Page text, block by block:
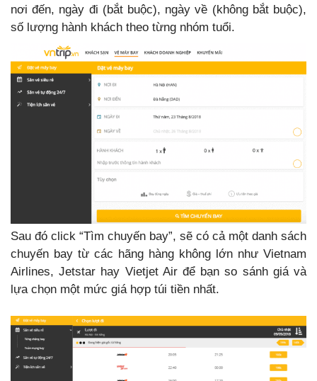
nơi đến, ngày đi (bắt buộc), ngày về (không bắt buộc),
số lượng hành khách theo từng nhóm tuổi.
Sau đó click “Tìm chuyến bay”, sẽ có cả một danh sách
chuyến bay từ các hãng hàng không lớn như Vietnam
Airlines, Jetstar hay Vietjet Air để bạn so sánh giá và
lựa chọn một mức giá hợp túi tiền nhất.